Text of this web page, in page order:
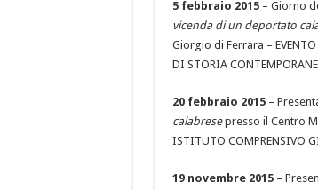
5 febbraio 2015– Giorno
vicenda di un deportato
Giorgio di Ferrara – EVENTO
DI STORIA
20 febbraio 2015–
calabresepresso il Centro
ISTITUTO COMPRENSIVO
19 novembre 2015–